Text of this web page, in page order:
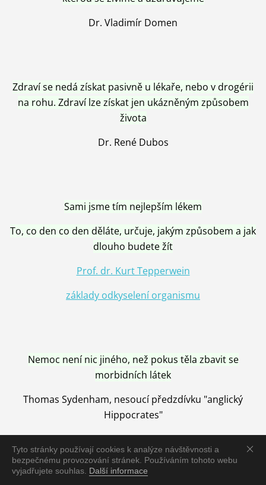
Tyto stránky používají cookies k analýze návštěvnosti a
bezpečnému provozování stránek. Používáním tohoto webu
vyjadřujete souhlas. Další informace
Dr. Vladimír Domen
Zdraví se nedá získat pasivně u lékaře, nebo v drogérii
na rohu. Zdraví lze získat jen ukázněným způsobem
života
Dr. René Dubos
Sami jsme tím nejlepším lékem
To, co den co den děláte, určuje, jakým způsobem a jak
dlouho budete žít
Prof. dr. Kurt Tepperwein
základy odkyselení organismu
Nemoc není nic jiného, než pokus těla zbavit se
morbidních látek
Thomas Sydenham, nesoucí předzdívku "anglický
Hippocrates"
Nemoc je vyléčena jen pomocí Přírody, neutralizací a